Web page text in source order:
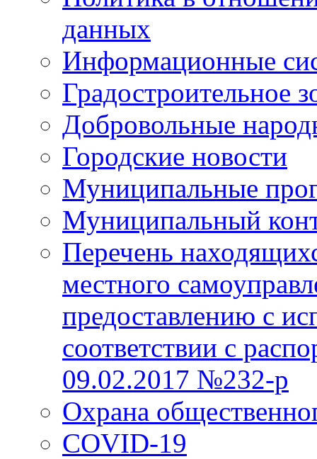
данных
Информационные
Градостроительное
Добровольные
Городские новости
Муниципальные
Муниципальный
Перечень
местного
предоставлению с
соответствии с
09.02.2017 №232-р
Охрана
COVID-19